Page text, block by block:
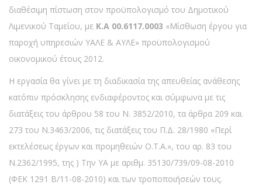
διαθέσιμη πίστωση στον προϋπολογισμό του Δημοτικού
Λιμενικού Ταμείου, με Κ.Α 00.6117.0003 «Μίσθωση έργου για
παροχή υπηρεσιών ΥΑΛΕ & ΑΥΛΕ» προϋπολογισμού
οικονομικού έτους 2012.
Η εργασία θα γίνει με τη διαδικασία της απευθείας ανάθεσης
κατόπιν πρόσκλησης ενδιαφέροντος και σύμφωνα με τις
διατάξεις του άρθρου 58 του Ν. 3852/2010, τα άρθρα 209 και
273 του Ν.3463/2006, τις διατάξεις του Π.Δ. 28/1980 «Περί
εκτελέσεως έργων και προμηθειών Ο.Τ.Α.», του αρ. 83 του
Ν.2362/1995, της ) Την ΥΑ με αριθμ. 35130/739/09-08-2010
(ΦΕΚ 1291 Β/11-08-2010) και των τροποποιήσεών τους.